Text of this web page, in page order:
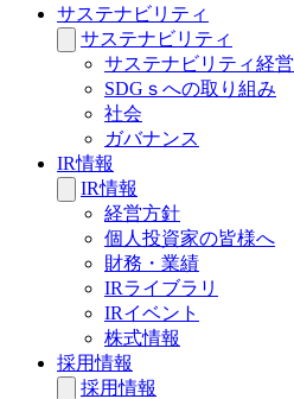
サステナビリティ
サステナビリティ
サステナビリティ経営
SDGｓへの取り組み
社会
ガバナンス
IR情報
IR情報
経営方針
個人投資家の皆様へ
財務・業績
IRライブラリ
IRイベント
株式情報
採用情報
採用情報